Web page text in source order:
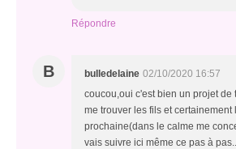
Répondre
B bulledelaine 02/10/2020 16:57
coucou,oui c'est bien un projet de
me trouver les fils et certainement
prochaine(dans le calme me
vais suivre ici même ce pas à